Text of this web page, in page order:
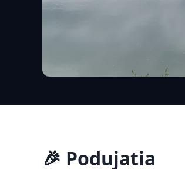
🎉 Podujatia